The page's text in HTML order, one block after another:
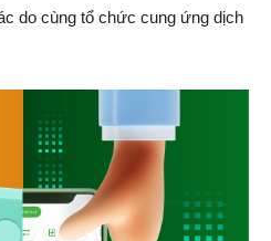
do cùng tổ chức cung ứng dịch